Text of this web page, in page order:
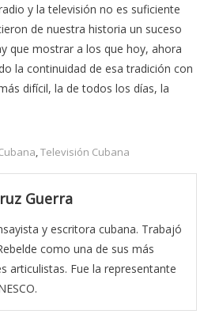
y la televisión no es suficiente
de nuestra historia un suceso
que mostrar a los que hoy, ahora
la continuidad de esa tradición con
difícil, la de todos los días, la
,Televisión Cubana
Guerra
y escritora cubana. Trabajó
como una de sus más
articulistas. Fue la representante